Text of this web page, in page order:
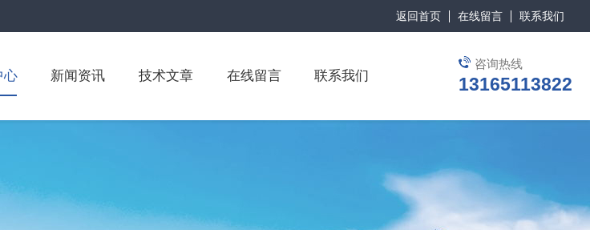
返回首页 在线留言 联系我们
咨询热线
13165113822
心 新闻资讯 技术文章 在线留言 联系我们